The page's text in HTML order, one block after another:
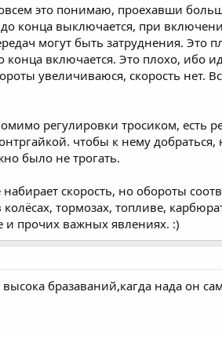
это понимаю, проехавши
до конца выключается, при
могут быть затруднения. Это
конца включается. Это плохо, ибо
увеличиваюся, скорость нет.
регулировки тросиком, есть
чтобы к нему
было не трогать.
скорость, но обороты
тормозах, топливе,
и прочих важных явлениях. :)
бразаваний,кагда нада он